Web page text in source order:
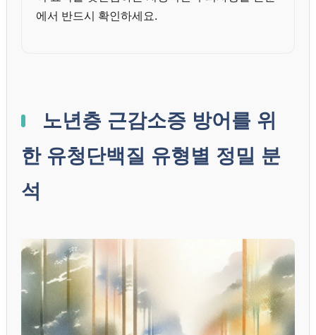
에서 반드시 확인하세요.
노년층 근감소증 방어를 위
한 유청단백질 유형별 정밀 분
석